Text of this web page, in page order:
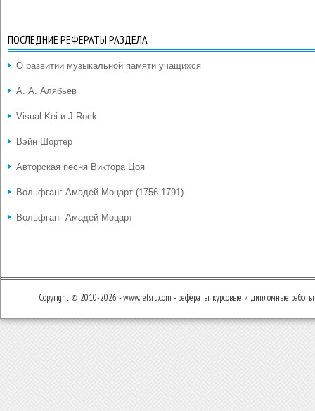
ПОСЛЕДНИЕ РЕФЕРАТЫ РАЗДЕЛА
О развитии музыкальной памяти учащихся
А. А. Алябьев
Visual Kei и J-Rock
Вэйн Шортер
Авторская песня Виктора Цоя
Вольфганг Амадей Моцарт (1756-1791)
Вольфганг Амадей Моцарт
Copyright © 2010-2026 - www.refsru.com - рефераты, курсовые и дипломные работы